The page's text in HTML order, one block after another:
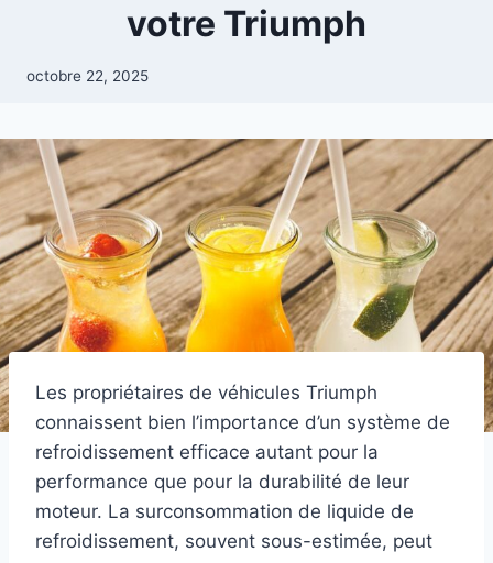
votre Triumph
octobre 22, 2025
Les propriétaires de véhicules Triumph
connaissent bien l’importance d’un système de
refroidissement efficace autant pour la
performance que pour la durabilité de leur
moteur. La surconsommation de liquide de
refroidissement, souvent sous-estimée, peut